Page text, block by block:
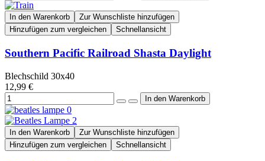
In den Warenkorb
Zur Wunschliste hinzufügen
Hinzufügen zum vergleichen
Schnellansicht
Southern Pacific Railroad Shasta Daylight
Blechschild 30x40
12,99 €
In den Warenkorb
Zur Wunschliste hinzufügen
Hinzufügen zum vergleichen
Schnellansicht